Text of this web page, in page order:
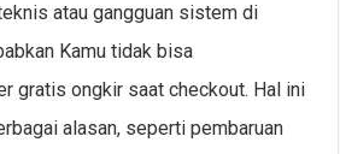
atau gangguan sistem di
Kamu tidak bisa
gratis ongkir saat checkout. Hal ini
alasan, seperti pembaruan